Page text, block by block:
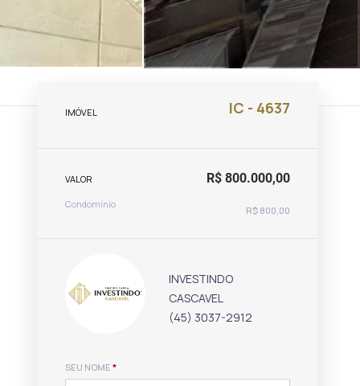
IMÓVEL IC - 4637
VALOR R$ 800.000,00
Condomínio
R$ 800,00
INVESTINDO
CASCAVEL
(45) 3037-2912
SEU NOME *